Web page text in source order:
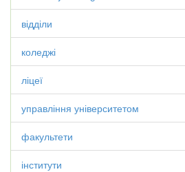
відділи
коледжі
ліцеї
управління університетом
факультети
інститути